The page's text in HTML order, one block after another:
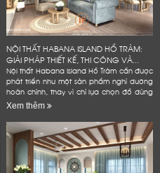
NỘI THẤT HABANA ISLAND HỒ TRÀM:
GIẢI PHÁP THIẾT KẾ, THI CÔNG VÀ...
Nội thất Habana Island Hồ Tràm cần được
phát triển như một sản phẩm nghỉ dưỡng
hoàn chỉnh, thay vì chỉ lựa chọn đồ dùng
theo sở thích hoặc lấp đầy các khoảng
trống trong...
Xem thêm